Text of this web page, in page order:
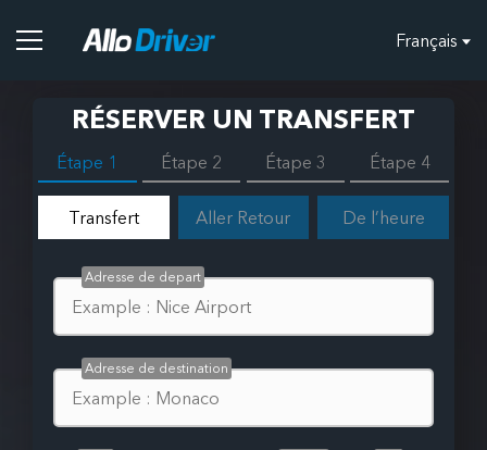
Français
RÉSERVER UN TRANSFERT
Étape 1 Étape 2 Étape 3 Étape 4
Transfert Aller Retour De l’heure
Adresse de depart
Adresse de destination